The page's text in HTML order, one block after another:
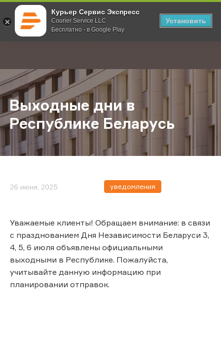
Курьер Сервис Экспресс
Courier Service LLC
Бесплатно - в Google Play
Установить
; Главная О компании Новости Выходные дни в Республике
Выходные дни в
Республике Беларусь
26 июня, 2025 уведомления
Уважаемые клиенты! Обращаем внимание: в связи
с празднованием Дня Независимости Беларуси 3,
4, 5, 6 июля объявлены официальными
выходными в Республике. Пожалуйста,
учитывайте данную информацию при
планировании отправок.